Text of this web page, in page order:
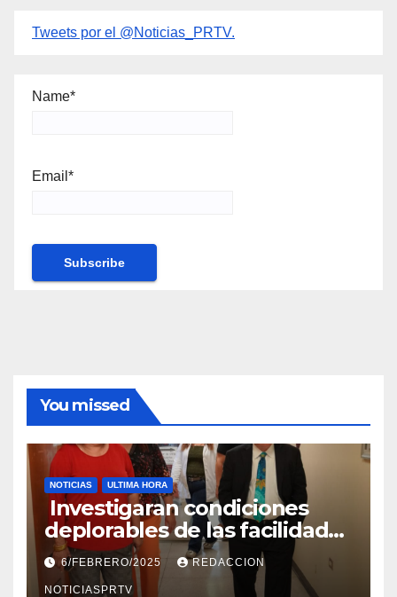
Tweets por el @Noticias_PRTV.
Name*
Email*
You missed
NOTICIAS ULTIMA HORA
Investigaran condiciones
deplorables de las facilidades
el Departamento de la Salud
en Mayagüez
6/FEBRERO/2025 REDACCION
NOTICIASPRTV